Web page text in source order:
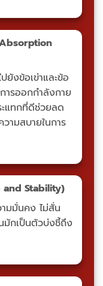
ยังข้อเข่าและข้อ
ารออกกำลังกาย
ะแทกที่ดีช่วยลด
ามสบายในการ
and Stability)
มมั่นคง ไม่สั่น
มักเป็นตัวบ่งชี้ถึง